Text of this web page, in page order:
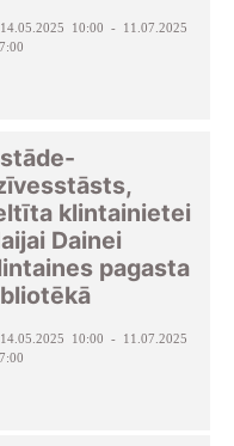
14.05.2025 10:00 - 11.07.2025
klintainietei
Dainei
pagasta
14.05.2025 10:00 - 11.07.2025